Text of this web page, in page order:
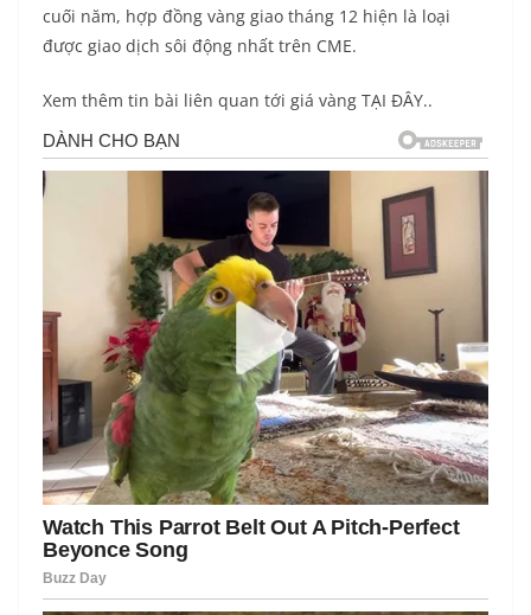
cuối năm, hợp đồng vàng giao tháng 12 hiện là loại
được giao dịch sôi động nhất trên CME.
Xem thêm tin bài liên quan tới giá vàng TẠI ĐÂY..